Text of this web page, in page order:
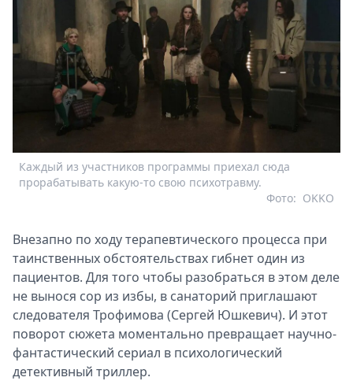
Каждый из участников программы приехал сюда
прорабатывать какую-то свою психотравму.
OKKO
Фото:
Внезапно по ходу терапевтического процесса при
таинственных обстоятельствах гибнет один из
пациентов. Для того чтобы разобраться в этом деле
не вынося сор из избы, в санаторий приглашают
следователя Трофимова (Сергей Юшкевич). И этот
поворот сюжета моментально превращает научно-
фантастический сериал в психологический
детективный триллер.